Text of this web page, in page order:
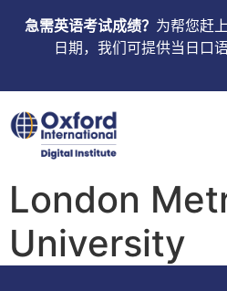
急需英语考试成绩？ 为帮您赶
日期，我们可提供当日口
London
University